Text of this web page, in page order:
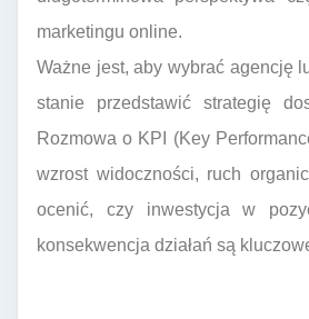
marketingu online.
Ważne jest, aby wybrać agencję
stanie przedstawić strategię
Rozmowa o KPI (Key
wzrost widoczności, ruch
ocenić, czy inwestycja w
konsekwencja działań są